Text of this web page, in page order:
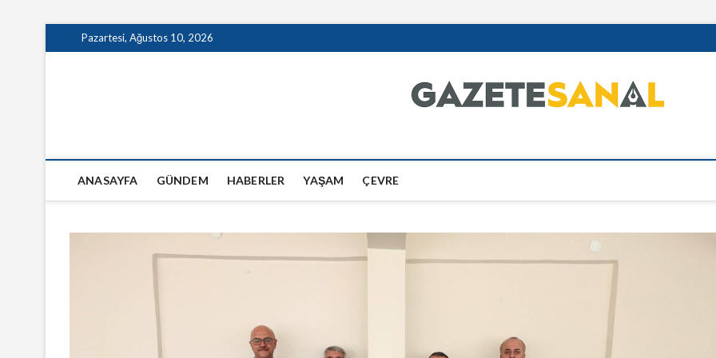
to
Pazartesi, Ağustos 10, 2026
ANASAYFA GÜNDEM HABERLER YAŞAM ÇEVRE